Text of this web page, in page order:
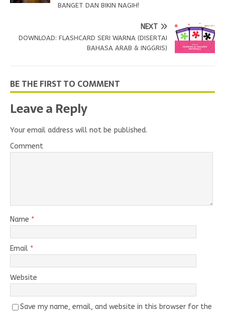
BANGET DAN BIKIN NAGIH!
NEXT
DOWNLOAD: FLASHCARD SERI WARNA (DISERTAI
BAHASA ARAB & INGGRIS)
BE THE FIRST TO COMMENT
Leave a Reply
Your email address will not be published.
Comment
Name *
Email *
Website
Save my name, email, and website in this browser for the